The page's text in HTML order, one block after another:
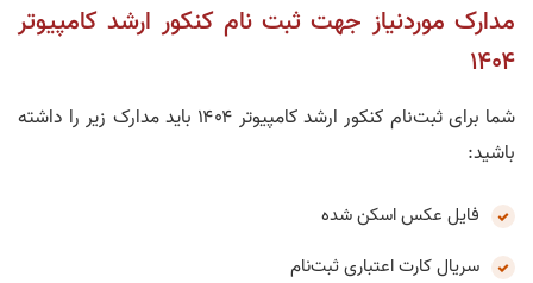
مدارک موردنیاز جهت ثبت‌ نام کنکور ارشد کامپیوتر
۱۴۰۴
شما برای ثبت‌نام کنکور ارشد کامپیوتر ۱۴۰۴ باید مدارک زیر را داشته
باشید:
فایل عکس اسکن شده
سریال کارت اعتباری ثبت‌نام